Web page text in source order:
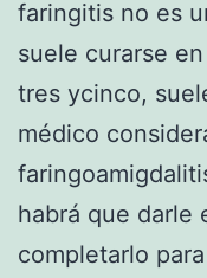
faringitis no es
suele curarse
tres ycinco,
médico
habrá que darle
completarlo